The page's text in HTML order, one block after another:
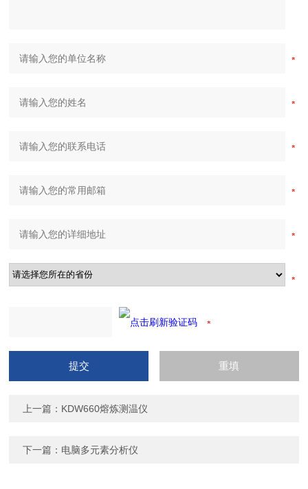
上一篇： KDW660熔炼测温仪
下一篇： 电脑多元素分析仪